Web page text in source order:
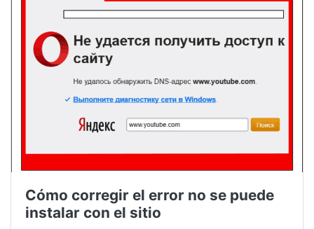
Cómo corregir el error no se puede
instalar con el sitio